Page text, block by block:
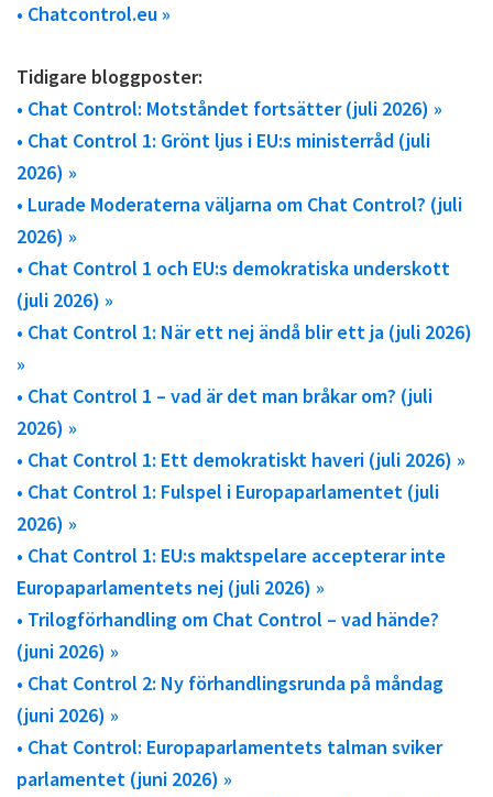
• Chatcontrol.eu »
Tidigare bloggposter:
• Chat Control: Motståndet fortsätter (juli 2026) »
• Chat Control 1: Grönt ljus i EU:s ministerråd (juli
2026) »
• Lurade Moderaterna väljarna om Chat Control? (juli
2026) »
• Chat Control 1 och EU:s demokratiska underskott
(juli 2026) »
• Chat Control 1: När ett nej ändå blir ett ja (juli 2026)
»
• Chat Control 1 – vad är det man bråkar om? (juli
2026) »
• Chat Control 1: Ett demokratiskt haveri (juli 2026) »
• Chat Control 1: Fulspel i Europaparlamentet (juli
2026) »
• Chat Control 1: EU:s maktspelare accepterar inte
Europaparlamentets nej (juli 2026) »
• Trilogförhandling om Chat Control – vad hände?
(juni 2026) »
• Chat Control 2: Ny förhandlingsrunda på måndag
(juni 2026) »
• Chat Control: Europaparlamentets talman sviker
parlamentet (juni 2026) »